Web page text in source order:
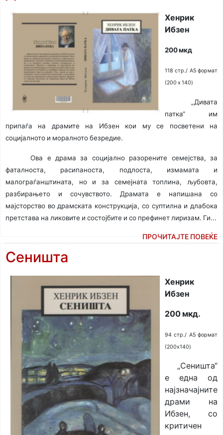
Хенрик
Ибзен
200 мкд
118 стр./ A5 формат
(200 x 140)
„Дивата
патка“ им
припаѓа на драмите на Ибзен кои му се посветени на
социјалното и моралното безредие.
Ова е драма за социјално разорените семејства, за
фаталноста, расипаноста, подлоста, измамата и
малограѓанштината, но и за семејната топлина, љубовта,
разбирањето и сочувството. Драмата е напишана со
мајсторство во драмската конструкција, со суптилна и длабока
претстава на ликовите и состојбите и со префинет лиризам. Ги...
ПРОЧИТАЈТЕ ПОВЕЌЕ
Сеништа
Хенрик
Ибзен
200 мкд.
94 стр./ A5 формат
(200x140)
„Сеништа“
е една од
најзначајните
драми на
Ибзен, со
критичен